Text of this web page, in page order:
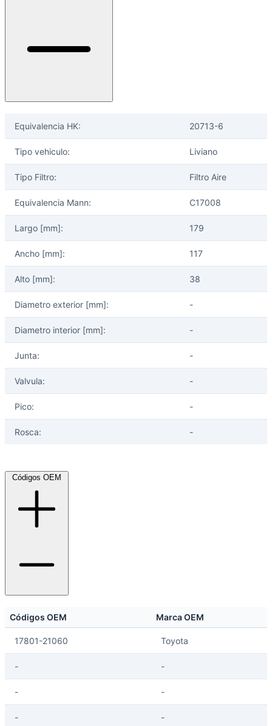
Ayuda
Inicio
Sobre nosotros
Sucursales
¿Quieres trabajar en Antumalal?
Contacto
Reclamos
Regístrate como Mayorista
Equivalencia HK: 20713-6
Tipo vehiculo: Liviano
Tipo Filtro: Filtro Aire
Equivalencia Mann: C17008
Largo [mm]: 179
Ancho [mm]: 117
Alto [mm]: 38
Diametro exterior [mm]: -
Diametro interior [mm]: -
Junta: -
Valvula: -
Pico: -
Rosca: -
Códigos OEM
Códigos OEM Marca OEM
17801-21060 Toyota
- -
- -
- -